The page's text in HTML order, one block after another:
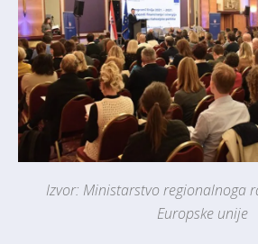
Izvor: Ministarstvo regionalnoga
Europske unije